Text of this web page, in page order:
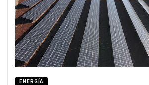
ENERGÍA